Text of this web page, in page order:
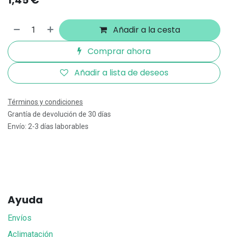
Añadir a la cesta
Comprar ahora
Añadir a lista de deseos
Términos y condiciones
Grantía de devolución de 30 días
Envío: 2-3 días laborables
Ayuda
Envíos
Aclimatación